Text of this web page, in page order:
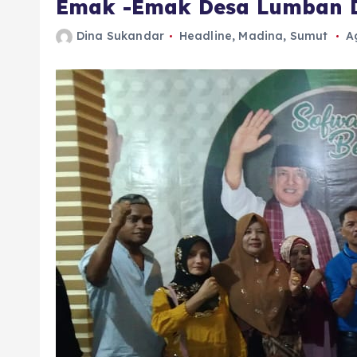
Emak -Emak Desa
Dina Sukandar Headline, Madina, Sumut